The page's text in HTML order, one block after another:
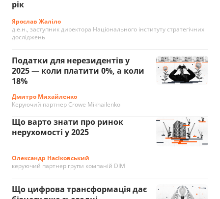
рік
Ярослав Жаліло
д.е.н., заступник директора Національного інституту стратегічних
досліджень
Податки для нерезидентів у
2025 — коли платити 0%, а коли
18%
Дмитро Михайленко
Керуючий партнер Crowe Mikhailenko
Що варто знати про ринок
нерухомості у 2025
Олександр Насіковський
керуючий партнер групи компаній DIM
Що цифрова трансформація дає